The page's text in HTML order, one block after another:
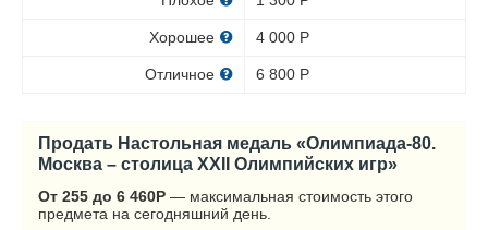
Хорошее 4 000 Р
Отличное 6 800 Р
Продать Настольная медаль «Олимпиада-80.
Москва – столица XXII Олимпийских игр»
От 255 до 6 460Р — максимальная стоимость этого
предмета на сегодняшний день.